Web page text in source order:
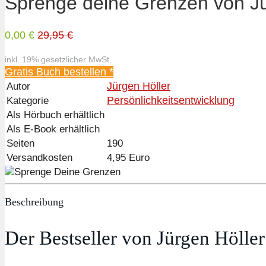
0,00 € 29,95 €
inkl. 19% gesetzlicher MwSt.
Gratis Buch bestellen *
Autor Jürgen Höller
Kategorie Persönlichkeitsentwicklung
Als Hörbuch erhältlich
Als E-Book erhältlich
Seiten
190
Versandkosten
4,95 Euro
Beschreibung
Der Bestseller von Jürgen Höller